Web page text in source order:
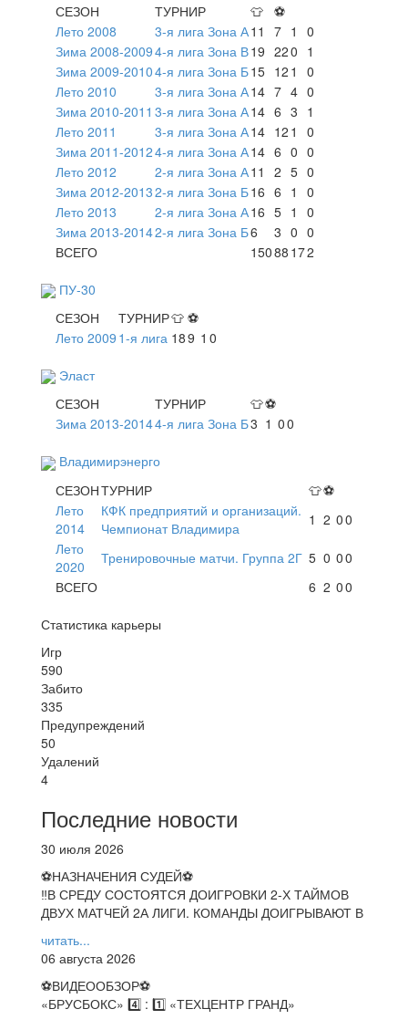
СЕЗОН
ТУРНИР 👕 ⚽
Лето 2008
3-я лига Зона А11 7 1
0
Зима 2008-20094-я лига Зона В19 220 1
Зима 2009-20104-я лига Зона Б15 12 1
0
Лето 2010
3-я лига Зона А14 7 4 0
Зима 2010-2011 3-я лига Зона А14 6 3 1
Лето 2011
3-я лига Зона А14 12 1
0
Зима 2011-20124-я лига Зона А14 6 0 0
Лето 2012
2-я лига Зона А11 2 5 0
Зима 2012-20132-я лига Зона Б16 6 1
0
Лето 2013
2-я лига Зона А16 5 1
0
Зима 2013-20142-я лига Зона Б6 3 0 0
ВСЕГО
15088 172
ПУ-30
СЕЗОН
ТУРНИР👕 ⚽
Лето 2009 1-я лига 189 1 0
Эласт
СЕЗОН
ТУРНИР 👕⚽
Зима 2013-20144-я лига Зона Б3 1 00
Владимирэнерго
СЕЗОНТУРНИР 👕⚽
Лето
2014
КФК предприятий и организаций.
Чемпионат Владимира
1 2 00
Лето
2020
Тренировочные матчи. Группа 2Г 5 0 00
ВСЕГО
6 2 00
Статистика карьеры
Игр
590
Забито
335
Предупреждений
50
Удалений
4
Последние новости
30 июля 2026
⚽НАЗНАЧЕНИЯ СУДЕЙ⚽
‼В СРЕДУ СОСТОЯТСЯ ДОИГРОВКИ 2-Х ТАЙМОВ
ДВУХ МАТЧЕЙ 2А ЛИГИ. КОМАНДЫ ДОИГРЫВАЮТ В
читать...
06 августа 2026
⚽️ВИДЕООБЗОР⚽️
«БРУСБОКС» 4️⃣ : 1️⃣ «ТЕХЦЕНТР ГРАНД»